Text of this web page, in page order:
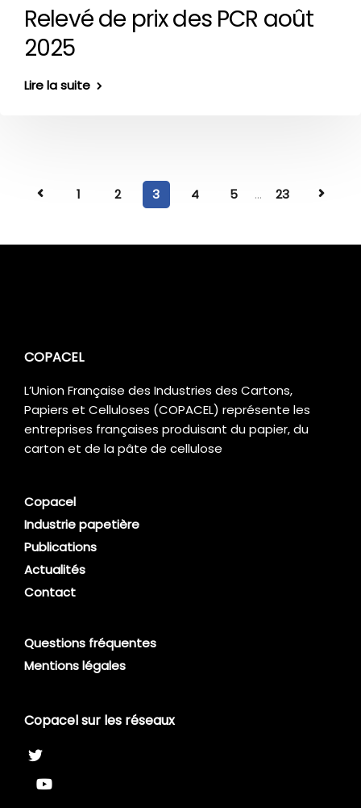
Relevé de prix des PCR août
2025
Lire la suite
1 2 3 4 5 ... 23
COPACEL
L’Union Française des Industries des Cartons,
Papiers et Celluloses (COPACEL) représente les
entreprises françaises produisant du papier, du
carton et de la pâte de cellulose
Copacel
Industrie papetière
Publications
Actualités
Contact
Questions fréquentes
Mentions légales
Copacel sur les réseaux